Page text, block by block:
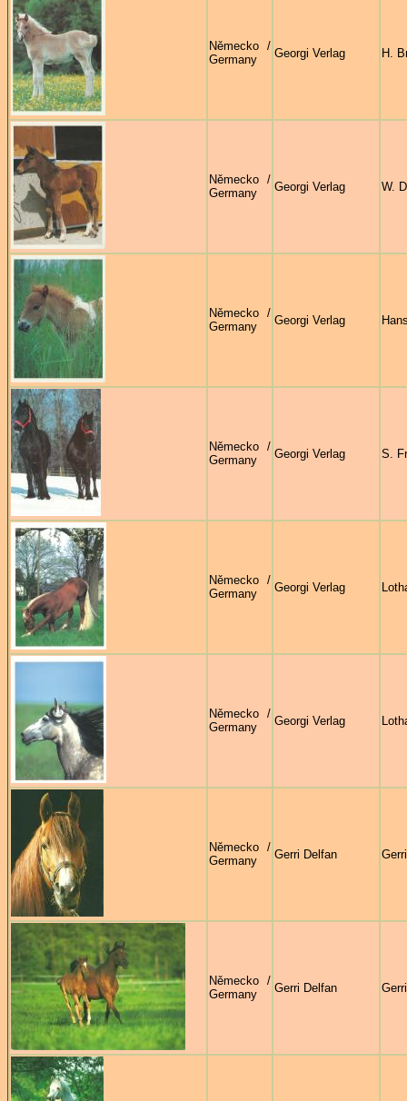
Německo /
Germany
Georgi Verlag H.
Německo /
Germany
Georgi Verlag W.
Německo /
Germany
Georgi Verlag
Německo /
Germany
Georgi Verlag S.
Německo /
Germany
Georgi Verlag
Německo /
Germany
Georgi Verlag
Německo /
Germany
Gerri Delfan
Německo /
Germany
Gerri Delfan